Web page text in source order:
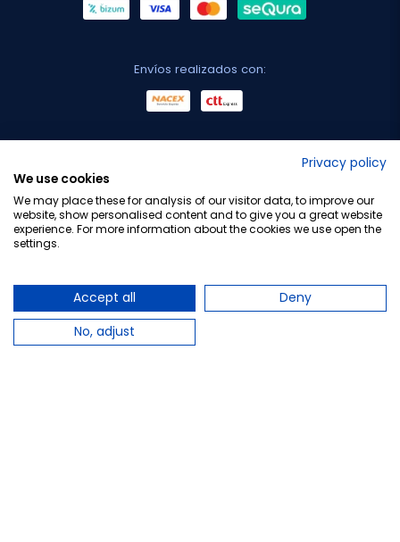
Envíos realizados con:
Privacy policy
We use cookies
We may place these for analysis of our visitor data, to improve our
website, show personalised content and to give you a great website
experience. For more information about the cookies we use open the
settings.
Accept all
Deny
No, adjust